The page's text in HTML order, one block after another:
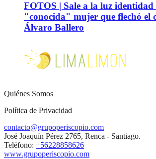
FOTOS | Sale a la luz identidad
"conocida" mujer que flechó el
Álvaro Ballero
Quiénes Somos
Política de Privacidad
contacto@grupoperiscopio.com
José Joaquín Pérez 2765, Renca - Santiago.
Teléfono: +56228858626
www.grupoperiscopio.com